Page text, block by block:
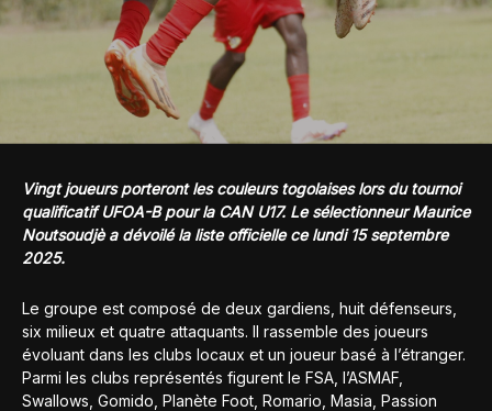
Vingt joueurs porteront les couleurs togolaises lors du tournoi
qualificatif UFOA-B pour la CAN U17. Le sélectionneur Maurice
Noutsoudjè a dévoilé la liste officielle ce lundi 15 septembre
2025.
Le groupe est composé de deux gardiens, huit défenseurs,
six milieux et quatre attaquants. Il rassemble des joueurs
évoluant dans les clubs locaux et un joueur basé à l’étranger.
Parmi les clubs représentés figurent le FSA, l’ASMAF,
Swallows, Gomido, Planète Foot, Romario, Masia, Passion